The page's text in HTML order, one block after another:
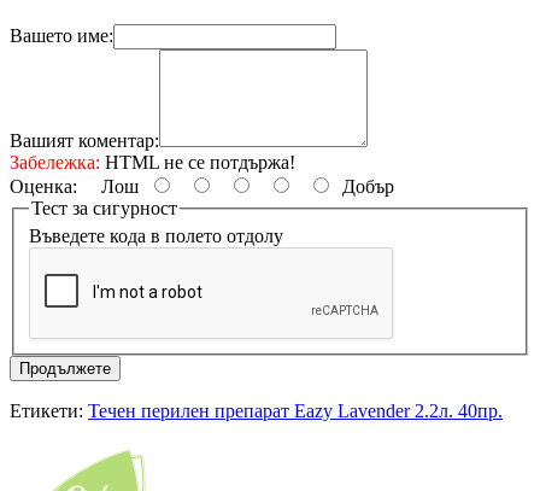
Вашето име:
Вашият коментар:
Забележка: HTML не се потдържа!
Оценка: Лош
Добър
Тест за сигурност
Въведете кода в полето отдолу
Продължете
Етикети: Течен перилен препарат Eazy Lavender 2.2л. 40пр.